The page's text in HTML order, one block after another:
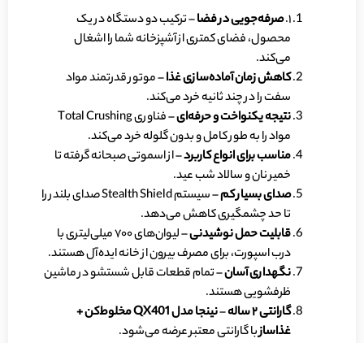
۱. صرفه‌جویی در فضا– ترکیب دو دستگاه در یک
محصول، فضای کمتری از آشپزخانه شما را اشغال
می‌کند.
کاهش زمان آماده‌سازی غذا– موتور قدرتمند مواد
سفت را در چند ثانیه خرد می‌کند.
نتیجه یکنواخت و حرفه‌ای
– فناوری Total Crushing
مواد را به طور کامل و بدون گلوله خرد می‌کند.
مناسب برای انواع کاربرد– از اسموتی صبحانه گرفته تا
خمیر نان و سالاد شب عید.
صدای بسیار کم
– سیستم Stealth Shield صدای بلندر را
تا حد چشمگیری کاهش می‌دهد.
قابلیت حمل نوشیدنی
– لیوان‌های ۷۰۰ میلی‌لیتری با
درب اسپورت، برای مصرف بیرون از خانه ایده‌آل هستند.
نگهداری آسان– تمام قطعات قابل شستشو در ماشین
ظرفشویی هستند.
گارانتی۲ساله–نینجا مدل
مخلوط‌کن +
غذاسازبا گارانتی معتبر عرضه می‌شود.